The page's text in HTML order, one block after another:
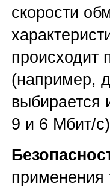
скорости
происходит
(например,
выбирается
9 и 6 Мбит/
применения